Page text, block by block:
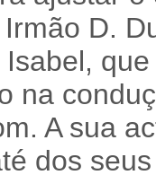
D.
na
A sua
dos